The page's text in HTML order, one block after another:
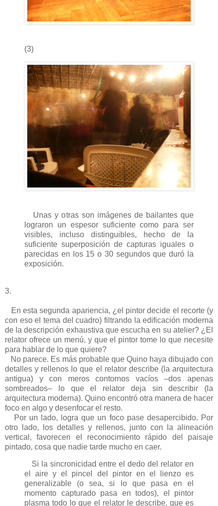
(3)
Unas y otras son imágenes de bailantes que
lograron un espesor suficiente como para ser
visibles, incluso distinguibles, hecho de la
suficiente superposición de capturas iguales o
parecidas en los 15 o 30 segundos que duró la
exposición.
3.
En esta segunda apariencia, ¿el pintor decide el recorte (y
con eso el tema del cuadro) filtrando la edificación moderna
de la descripción exhaustiva que escucha en su atelier? ¿El
relator ofrece un menú, y que el pintor tome lo que necesite
para hablar de lo que quiere?
No parece. Es más probable que Quino haya dibujado con
detalles y rellenos lo que el relator describe (la arquitectura
antigua) y con meros contornos vacíos –dos apenas
sombreados– lo que el relator deja sin describir (la
arquitectura moderna). Quino encontró otra manera de hacer
foco en algo y desenfocar el resto.
Por un lado, logra que un foco pase desapercibido. Por
otro lado, los detalles y rellenos, junto con la alineación
vertical, favorecen el reconocimiento rápido del paisaje
pintado, cosa que nadie tarde mucho en caer.
Si la sincronicidad entre el dedo del relator en
el aire y el pincel del pintor en el lienzo es
generalizable (o sea, si lo que pasa en el
momento capturado pasa en todos), el pintor
plasma todo lo que el relator le describe, que es